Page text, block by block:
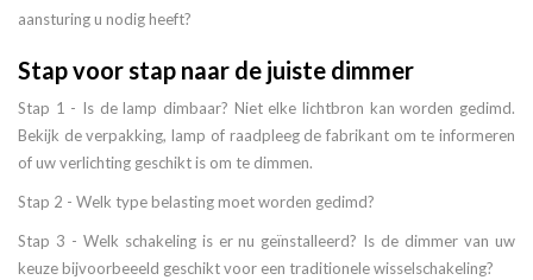
aansturing u nodig heeft?
Stap voor stap naar de juiste dimmer
Stap 1 - Is de lamp dimbaar? Niet elke lichtbron kan worden gedimd.
Bekijk de verpakking, lamp of raadpleeg de fabrikant om te informeren
of uw verlichting geschikt is om te dimmen.
Stap 2 - Welk type belasting moet worden gedimd?
Stap 3 - Welk schakeling is er nu geïnstalleerd? Is de dimmer van uw
keuze bijvoorbeeeld geschikt voor een traditionele wisselschakeling?